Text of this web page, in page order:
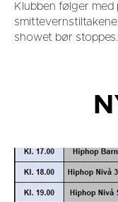
Klubben følger
showet bør stoppes.